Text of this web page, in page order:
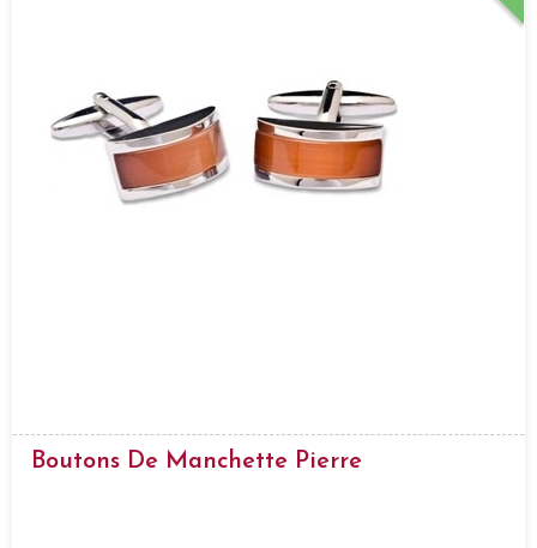
Boutons De Manchette Pierre